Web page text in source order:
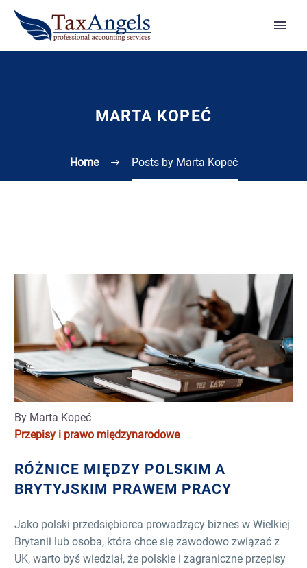
MARTA KOPEĆ
Home Posts by Marta Kopeć
By Marta Kopeć
Przepisy i prawo międzynarodowe
RÓŻNICE MIĘDZY POLSKIM A
BRYTYJSKIM PRAWEM PRACY
Jako polski przedsiębiorca prowadzący biznes w Wielkiej
Brytanii lub osoba, która chce się zawodowo związać z
UK, warto byś wiedział, że polskie i zagraniczne przepisy